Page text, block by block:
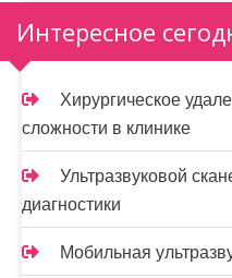
а
ц
и
я
з
а
п
Интересное
Хирургическое
сложности в клинике
Ультразвуковой
диагностики
Мобильная